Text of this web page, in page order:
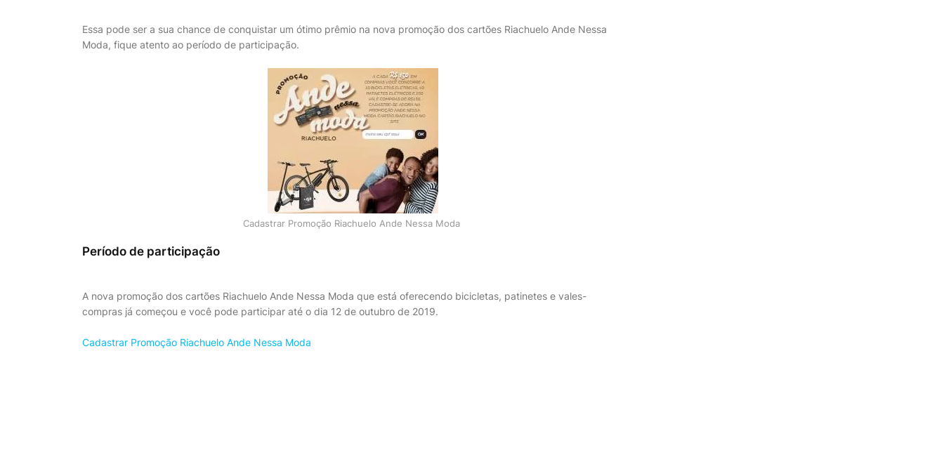
Essa pode ser a sua chance de conquistar um ótimo prêmio na nova promoção dos cartões Riachuelo Ande Nessa
Moda, fique atento ao período de participação.
Cadastrar Promoção Riachuelo Ande Nessa Moda
Período de participação
A nova promoção dos cartões Riachuelo Ande Nessa Moda que está oferecendo bicicletas, patinetes e vales-
compras já começou e você pode participar até o dia 12 de outubro de 2019.
Cadastrar Promoção Riachuelo Ande Nessa Moda